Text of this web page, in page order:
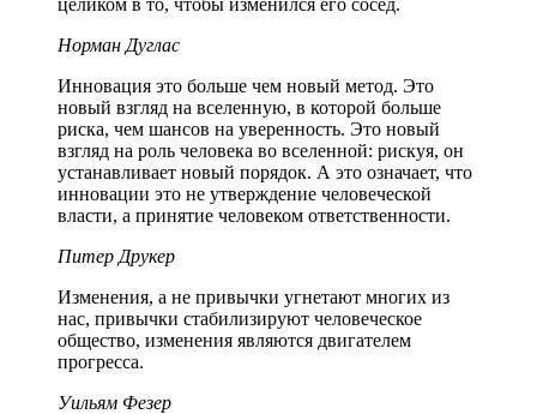
целиком в то, чтобы изменился его сосед.
Норман Дуглас
Инновация это больше чем новый метод. Это
новый взгляд на вселенную, в которой больше
риска, чем шансов на уверенность. Это новый
взгляд на роль человека во вселенной: рискуя, он
устанавливает новый порядок. А это означает, что
инновации это не утверждение человеческой
власти, а принятие человеком ответственности.
Питер Друкер
Изменения, а не привычки угнетают многих из
нас, привычки стабилизируют человеческое
общество, изменения являются двигателем
прогресса.
Уильям Фезер